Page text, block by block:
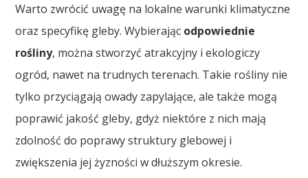
Warto zwrócić uwagę na lokalne warunki klimatyczne
oraz specyfikę gleby. Wybierając odpowiednie
rośliny, można stworzyć atrakcyjny i ekologiczy
ogród, nawet na trudnych terenach. Takie rośliny nie
tylko przyciągają owady zapylające, ale także mogą
poprawić jakość gleby, gdyż niektóre z nich mają
zdolność do poprawy struktury glebowej i
zwiększenia jej żyzności w dłuższym okresie.